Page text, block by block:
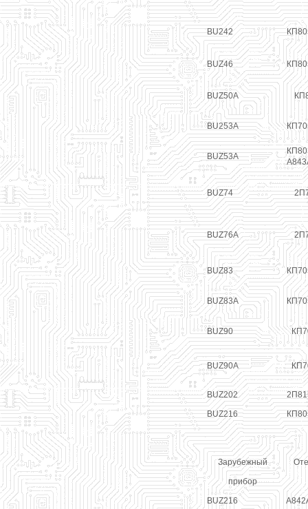
BU242
BUZ46
BUZ50A
BU253A
BUZ53A
BUZ74
BUZ76A
BUZ83
BUZ83A
BUZ90
BUZ90A
BUZ202
BUZ216
Зарубежный
прибор
BUZ216